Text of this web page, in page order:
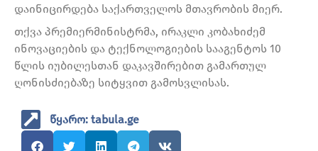
დაინიცირდება საქართველოს მთავრობის მიერ.
თქვა პრემიერმინისტრმა, ირაკლი კობახიძემ
ინოვაციების და ტექნოლოგიების სააგენტოს 10
წლის იუბილესთან დაკავშირებით გამართულ
ღონისძიებაზე სიტყვით გამოსვლისას.
წყარო: tabula.ge